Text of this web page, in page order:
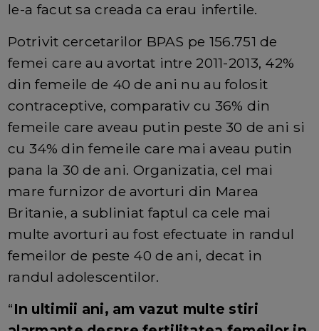
le-a facut sa creada ca erau infertile.
Potrivit cercetarilor BPAS pe 156.751 de
femei care au avortat intre 2011-2013, 42%
din femeile de 40 de ani nu au folosit
contraceptive, comparativ cu 36% din
femeile care aveau putin peste 30 de ani si
cu 34% din femeile care mai aveau putin
pana la 30 de ani. Organizatia, cel mai
mare furnizor de avorturi din Marea
Britanie, a subliniat faptul ca cele mai
multe avorturi au fost efectuate in randul
femeilor de peste 40 de ani, decat in
randul adolescentilor.
“In ultimii ani, am vazut multe stiri